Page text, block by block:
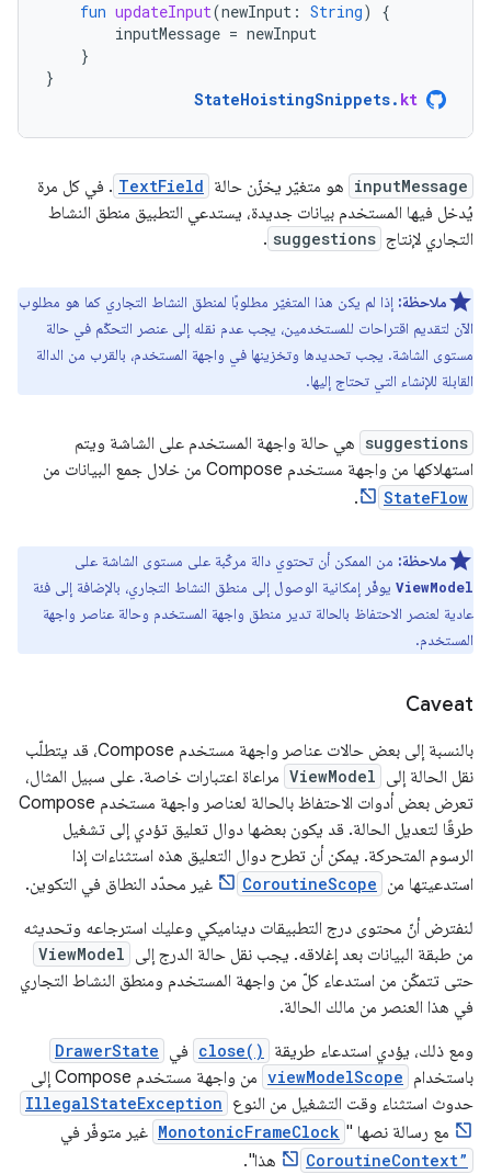
fun updateInput(newInput : String)
{
inputMessage = newInput
}
}
StateHoistingSnippets. kt
inputMessage هو متغيّر يخزّن حالة TextField . في كل مرة
يُدخل فيها المستخدم بيانات جديدة، يستدعي التطبيق منطق النشاط
التجاري لإنتاج suggestions
.
ملاحظة: إذا لم يكن هذا المتغيّر مطلوبًا لمنطق النشاط التجاري كما هو مطلوب
الآن لتقديم اقتراحات للمستخدمين، يجب عدم نقله إلى عنصر التحكّم في حالة
مستوى الشاشة. يجب تحديدها وتخزينها في واجهة المستخدم، بالقرب من الدالة
القابلة للإنشاء التي تحتاج إليها.
suggestions هي حالة واجهة المستخدم على الشاشة ويتم
استهلاكها من واجهة مستخدم Compose من خلال جمع البيانات من
StateFlow
.
ملاحظة: من الممكن أن تحتوي دالة مركّبة على مستوى الشاشة على
ViewModel يوفّر إمكانية الوصول إلى منطق النشاط التجاري، بالإضافة إلى فئة
عادية لعنصر الاحتفاظ بالحالة تدير منطق واجهة المستخدم وحالة عناصر واجهة
المستخدم.
Caveat
بالنسبة إلى بعض حالات عناصر واجهة مستخدم Compose، قد يتطلّب
نقل الحالة إلى ViewModel مراعاة اعتبارات خاصة. على سبيل المثال،
تعرض بعض أدوات الاحتفاظ بالحالة لعناصر واجهة مستخدم Compose
طرقًا لتعديل الحالة. قد يكون بعضها دوال تعليق تؤدي إلى تشغيل
الرسوم المتحركة. يمكن أن تطرح دوال التعليق هذه استثناءات إذا
استدعيتها من CoroutineScope
غير محدّد النطاق في التكوين.
لنفترض أنّ محتوى درج التطبيقات ديناميكي وعليك استرجاعه وتحديثه
من طبقة البيانات بعد إغلاقه. يجب نقل حالة الدرج إلى ViewModel
حتى تتمكّن من استدعاء كلّ من واجهة المستخدم ومنطق النشاط التجاري
في هذا العنصر من مالك الحالة.
ومع ذلك، يؤدي استدعاء طريقة
close() في DrawerState
باستخدام viewModelScope
من واجهة مستخدم Compose إلى
حدوث استثناء وقت التشغيل من النوع IllegalStateException
مع رسالة نصها " MonotonicFrameClock غير متوفّر في
CoroutineContext” هذا".